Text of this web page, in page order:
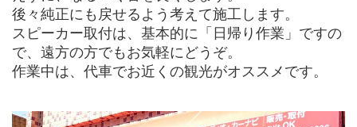
後々純正にも戻せるよう考えて施工します。
スピーカー取付は、基本的に「日帰り作業」ですの
で、遠方の方でもお気軽にどうぞ。
作業中は、代車でお近くの観光がオススメです。